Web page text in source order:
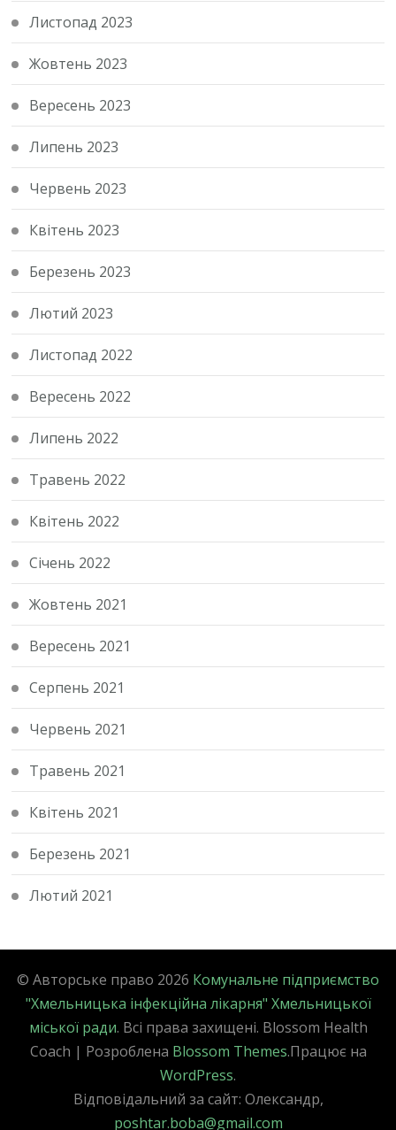
Листопад 2023
Жовтень 2023
Вересень 2023
Липень 2023
Червень 2023
Квітень 2023
Березень 2023
Лютий 2023
Листопад 2022
Вересень 2022
Липень 2022
Травень 2022
Квітень 2022
Січень 2022
Жовтень 2021
Вересень 2021
Серпень 2021
Червень 2021
Травень 2021
Квітень 2021
Березень 2021
Лютий 2021
© Авторське право 2026 Комунальне підприємство
"Хмельницька інфекційна лікарня" Хмельницької
міської ради. Всі права захищені. Blossom Health
Coach | Розроблена Blossom Themes.Працює на
WordPress.
Відповідальний за сайт: Олександр,
poshtar.boba@gmail.com